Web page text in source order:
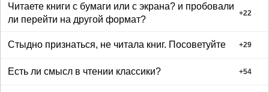
Читаете книги с бумаги или с экрана? и пробовали
ли перейти на другой формат?
+22
Стыдно признаться, не читала книг. Посоветуйте +29
Есть ли смысл в чтении классики? +54